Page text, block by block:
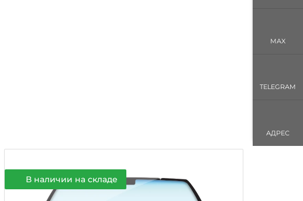
В наличии на складе
MAX
TELEGRAM
АДРЕС